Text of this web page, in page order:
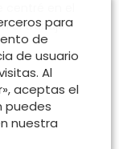
el trabajo
para
de
de usuario
Al
aceptas el
puedes
nuestra